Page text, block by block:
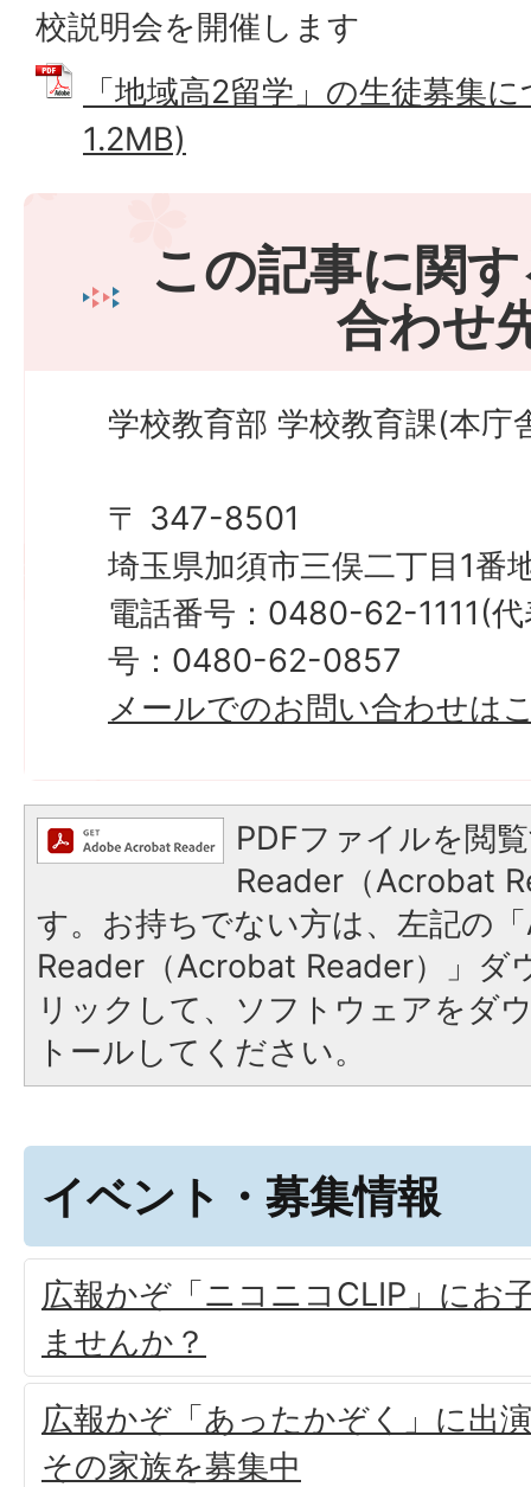
校説明会を開催します
「地域高2留学」の生徒募集
1.2MB)
この記事に関
合わせ
学校教育部 学校教育課(本庁
〒 347-8501
埼玉県加須市三俣二丁目1番
電話番号：0480-62-1111(
号：0480-62-0857
メールでのお問い合わせは
PDFファイルを閲
Reader（Acrobat
す。お持ちでない方は、左記の
Reader（Acrobat Reader）」ダ
リックして、ソフトウェアをダ
トールしてください。
イベント・募集情報
広報かぞ「ニコニコCLIP」にお
ませんか？
広報かぞ「あったかぞく」に出
その家族を募集中